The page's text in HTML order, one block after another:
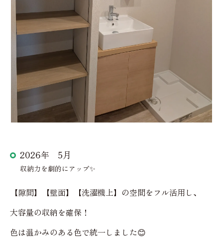
2026年 5月
収納力を劇的にアップ✨
【隙間】【壁面】【洗濯機上】の空間をフル活用し、
大容量の収納を確保！
色は温かみのある色で統一しました😊